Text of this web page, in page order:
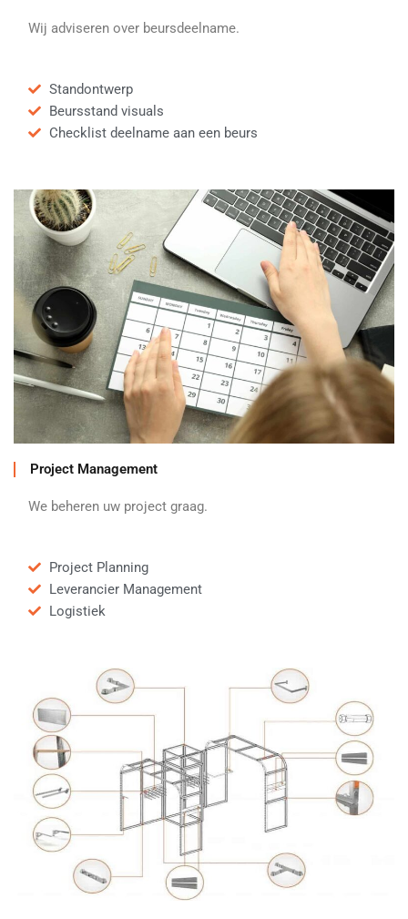
Wij adviseren over beursdeelname.
Standontwerp
Beursstand visuals
Checklist deelname aan een beurs
Project Management
We beheren uw project graag.
Project Planning
Leverancier Management
Logistiek